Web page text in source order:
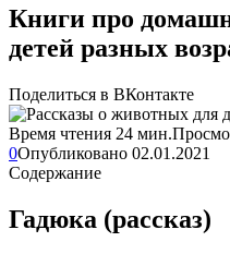
Книги про
детей разных
Поделиться в ВКонтакте
Время чтения 24 мин.
0Опубликовано 02.01.2021
Содержание
Гадюка (рассказ)